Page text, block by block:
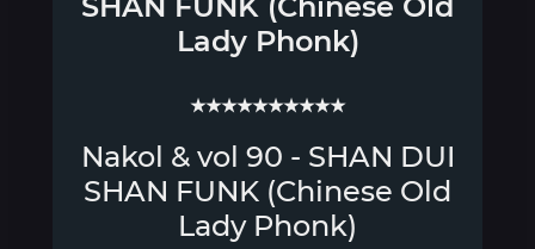
Lady Phonk)
★★★★★★★★★★
Nakol & vol 90 - SHAN DUI
SHAN FUNK (Chinese Old
Lady Phonk)